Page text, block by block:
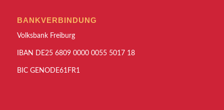
BANKVERBINDUNG
Volksbank Freiburg
IBAN DE25 6809 0000 0055 5017 18
BIC GENODE61FR1